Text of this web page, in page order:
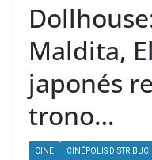
Maldita,
japonés
trono…
CINE CINÉPOLIS